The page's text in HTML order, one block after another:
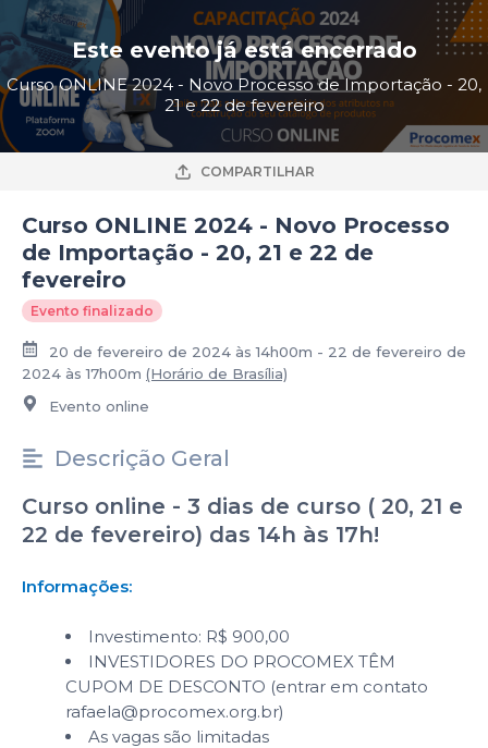
Este evento já está encerrado
Curso ONLINE 2024 - Novo Processo de Importação - 20,
21 e 22 de fevereiro
COMPARTILHAR
Curso ONLINE 2024 - Novo Processo
de Importação - 20, 21 e 22 de
fevereiro
Evento finalizado
20 de fevereiro de 2024 às 14h00m - 22 de fevereiro de
2024 às 17h00m (Horário de Brasília)
Evento online
Descrição Geral
Curso online - 3 dias de curso ( 20, 21 e
22 de fevereiro) das 14h às 17h!
Informações:
Investimento: R$ 900,00
INVESTIDORES DO PROCOMEX TÊM
CUPOM DE DESCONTO (entrar em contato
rafaela@procomex.org.br)
As vagas são limitadas